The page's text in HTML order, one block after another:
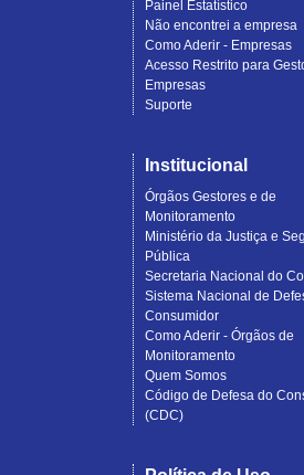
Painel Estatístico
Não encontrei a empresa
Como Aderir - Empresas
Acesso Restrito para
Empresas
Suporte
Institucional
Órgãos Gestores e de
Monitoramento
Ministério da Justiça e
Pública
Secretaria Nacional do
Sistema Nacional de
Consumidor
Como Aderir - Órgãos de
Monitoramento
Quem Somos
Código de Defesa do
(CDC)